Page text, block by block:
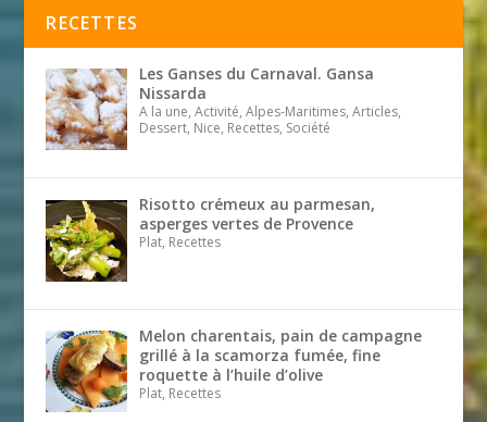
RECETTES
Les Ganses du Carnaval. Gansa
Nissarda
A la une, Activité, Alpes-Maritimes, Articles,
Dessert, Nice, Recettes, Société
Risotto crémeux au parmesan,
asperges vertes de Provence
Plat, Recettes
Melon charentais, pain de campagne
grillé à la scamorza fumée, fine
roquette à l’huile d’olive
Plat, Recettes